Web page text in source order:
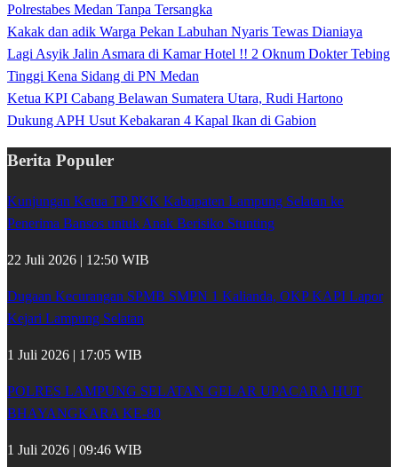
Polrestabes Medan Tanpa Tersangka
Kakak dan adik Warga Pekan Labuhan Nyaris Tewas Dianiaya
Lagi Asyik Jalin Asmara di Kamar Hotel !! 2 Oknum Dokter Tebing
Tinggi Kena Sidang di PN Medan
Ketua KPI Cabang Belawan Sumatera Utara, Rudi Hartono
Dukung APH Usut Kebakaran 4 Kapal Ikan di Gabion
Berita Populer
Kunjungan Ketua TP PKK Kabupaten Lampung Selatan ke
Penerima Bansos untuk Anak Berisiko Stunting
22 Juli 2026 | 12:50 WIB
Dugaan Kecurangan SPMB SMPN 1 Kalianda, OKP KAPI Lapor
Kejari Lampung Selatan
1 Juli 2026 | 17:05 WIB
POLRES LAMPUNG SELATAN GELAR UPACARA HUT
BHAYANGKARA KE-80
1 Juli 2026 | 09:46 WIB